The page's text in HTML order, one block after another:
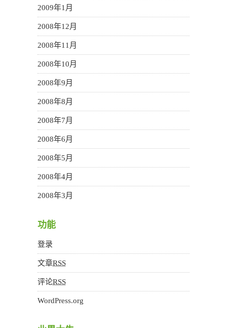
2009年1月
2008年12月
2008年11月
2008年10月
2008年9月
2008年8月
2008年7月
2008年6月
2008年5月
2008年4月
2008年3月
功能
登录
文章RSS
评论RSS
WordPress.org